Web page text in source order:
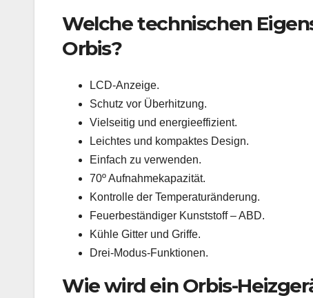
Welche technischen
Orbis?
LCD-Anzeige.
Schutz vor Überhitzung.
Vielseitig und energieeffizient.
Leichtes und kompaktes Design.
Einfach zu verwenden.
70º Aufnahmekapazität.
Kontrolle der Temperaturänderung.
Feuerbeständiger Kunststoff – ABD.
Kühle Gitter und Griffe.
Drei-Modus-Funktionen.
Wie wird ein Orbis-